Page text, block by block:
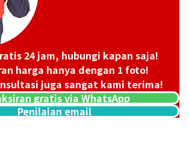
24 jam, hubungi kapan saja!
harga hanya dengan 1 foto!
juga sangat kami terima!
gratis via WhatsApp
Penilaian email